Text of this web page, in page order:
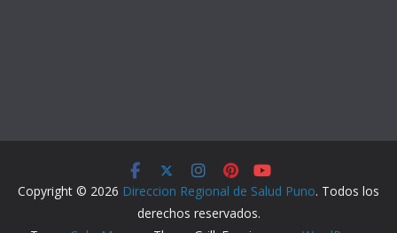
Copyright © 2026 Direccion Regional de Salud Puno. Todos los
derechos reservados.